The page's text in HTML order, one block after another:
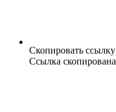
Скопировать ссылку
Ссылка скопирована